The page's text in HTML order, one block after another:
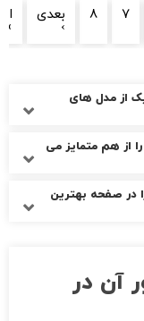
7
8 بعدی
›
»
از مدل های
از هم متمایز می
در صفحه بهترین
آن در